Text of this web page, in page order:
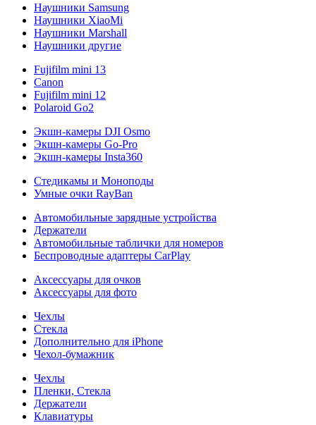
Наушники Samsung
Наушники XiaoMi
Наушники Marshall
Наушники другие
Fujifilm mini 13
Canon
Fujifilm mini 12
Polaroid Go2
Экшн-камеры DJI Osmo
Экшн-камеры Go-Pro
Экшн-камеры Insta360
Стедикамы и Моноподы
Умные очки RayBan
Автомобильные зарядные устройства
Держатели
Автомобильные таблички для номеров
Беспроводные адаптеры CarPlay
Аксессуары для очков
Аксессуары для фото
Чехлы
Стекла
Дополнительно для iPhone
Чехол-бумажник
Чехлы
Пленки, Стекла
Держатели
Клавиатуры